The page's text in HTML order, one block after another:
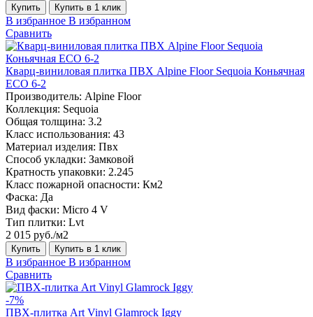
Купить Купить в 1 клик
В избранное В избранном
Сравнить
Кварц-виниловая плитка ПВХ Alpine Floor Sequoia Коньячная
ECO 6-2
Производитель: Alpine Floor
Коллекция: Sequoia
Общая толщина: 3.2
Класс использования: 43
Материал изделия: Пвх
Способ укладки: Замковой
Кратность упаковки: 2.245
Класс пожарной опасности: Км2
Фаска: Да
Вид фаски: Micro 4 V
Тип плитки: Lvt
2 015 руб./м2
Купить Купить в 1 клик
В избранное В избранном
Сравнить
-7%
ПВХ-плитка Art Vinyl Glamrock Iggy